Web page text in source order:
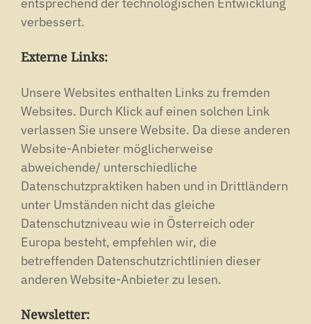
entsprechend der technologischen Entwicklung
verbessert.
Externe Links:
Unsere Websites enthalten Links zu fremden
Websites. Durch Klick auf einen solchen Link
verlassen Sie unsere Website. Da diese anderen
Website-Anbieter möglicherweise
abweichende/ unterschiedliche
Datenschutzpraktiken haben und in Drittländern
unter Umständen nicht das gleiche
Datenschutzniveau wie in Österreich oder
Europa besteht, empfehlen wir, die
betreffenden Datenschutzrichtlinien dieser
anderen Website-Anbieter zu lesen.
Newsletter: